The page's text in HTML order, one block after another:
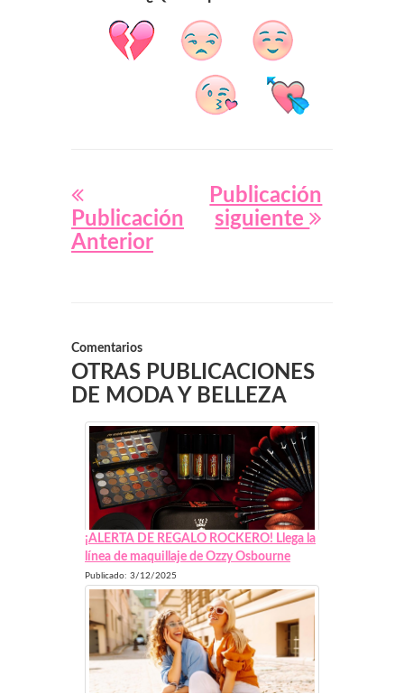
Publicación
Anterior
Publicación
siguiente
Comentarios
OTRAS PUBLICACIONES
DE MODA Y BELLEZA
¡ALERTA DE REGALO ROCKERO! Llega la
línea de maquillaje de Ozzy Osbourne
Publicado: 3/12/2025